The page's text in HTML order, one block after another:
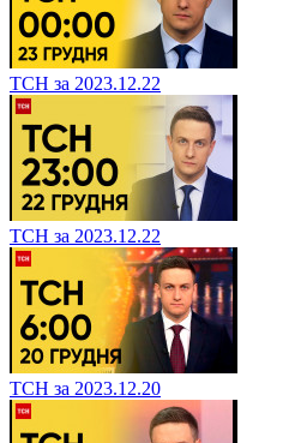
ТСН за 2023.12.22
ТСН за 2023.12.22
ТСН за 2023.12.20